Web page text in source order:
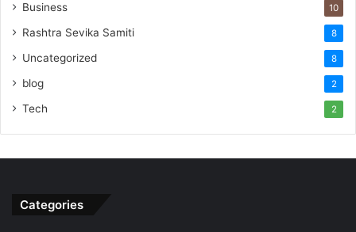
Business 10
Rashtra Sevika Samiti 8
Uncategorized 8
blog 2
Tech 2
Categories